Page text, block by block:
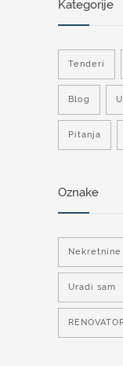
Kategorije
Tenderi
Blog
Pitanja
Oznake
Nekretnine
Uradi sam